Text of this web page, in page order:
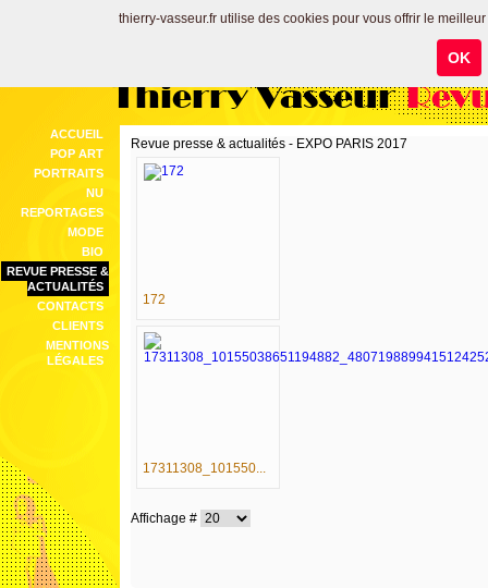
Thierry Vasseur
ACCUEIL
POP ART
PORTRAITS
NU
REPORTAGES
MODE
BIO
REVUE PRESSE &
ACTUALITÉS
CONTACTS
CLIENTS
MENTIONS
LÉGALES
Revue presse & actualités - EXPO PARIS 2017
172
17311308_101550...
Affichage #
thierry-vasseur.fr utilise des cookies pour vous offrir le
OK